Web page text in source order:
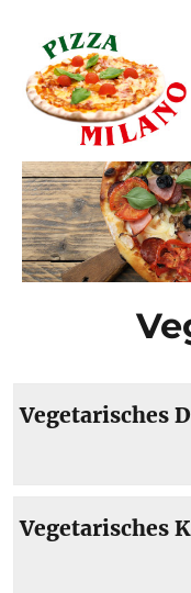
Pizza
Vegetarisches
Vegetarisches